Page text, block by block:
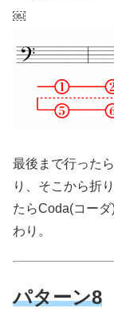
￼
最後まで行った
り、そこから折
たらCoda(コー
わり。
パターン8